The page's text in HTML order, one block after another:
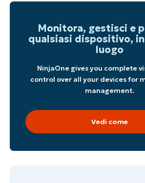
Monitora, gestisci e
qualsiasi dispositivo,
luogo
NinjaOne gives you complete
control over all your devices for
management.
Vedi come